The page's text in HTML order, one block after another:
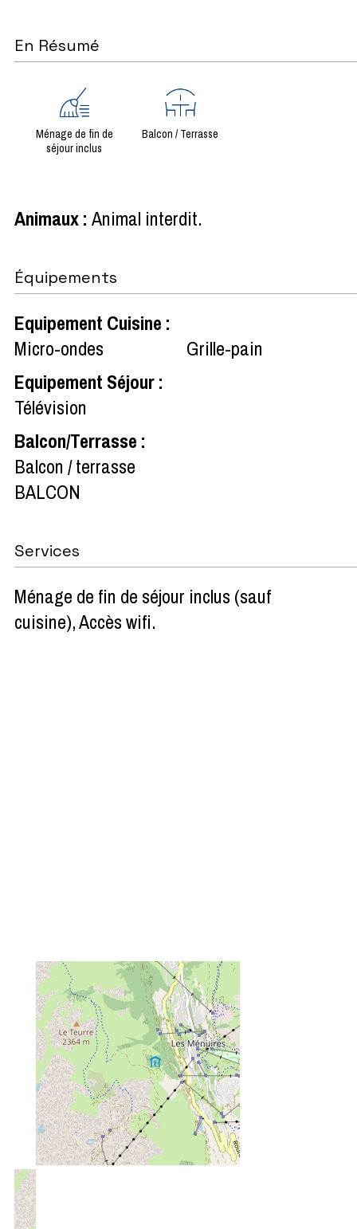
En Résumé
Ménage de fin de
séjour inclus
Balcon / Terrasse
Animaux: Animal interdit
Équipements
Equipement Cuisine :
Micro-ondes
Grille-pain
Equipement Séjour:
Télévision
Balcon/Terrasse :
Balcon / terrasse
BALCON
Services
Ménage de fin de séjour inclus (sauf
cuisine) Accès wifi